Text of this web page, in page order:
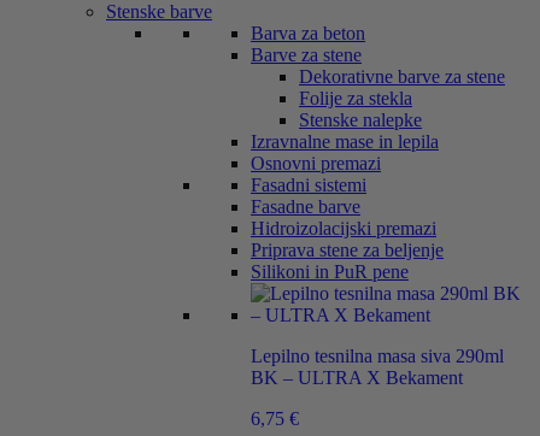
Stenske barve
Barva za beton
Barve za stene
Dekorativne barve za stene
Folije za stekla
Stenske nalepke
Izravnalne mase in lepila
Osnovni premazi
Fasadni sistemi
Fasadne barve
Hidroizolacijski premazi
Priprava stene za beljenje
Silikoni in PuR pene
Lepilno tesnilna masa siva 290ml
BK – ULTRA X Bekament
6,75 €